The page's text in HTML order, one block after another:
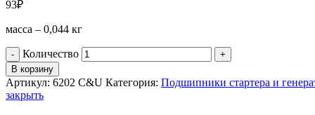
93₽
масса – 0,044 кг
Количество
В корзину
Артикул: 6202 C&U Категория: Подшипники стартера и
закрыть